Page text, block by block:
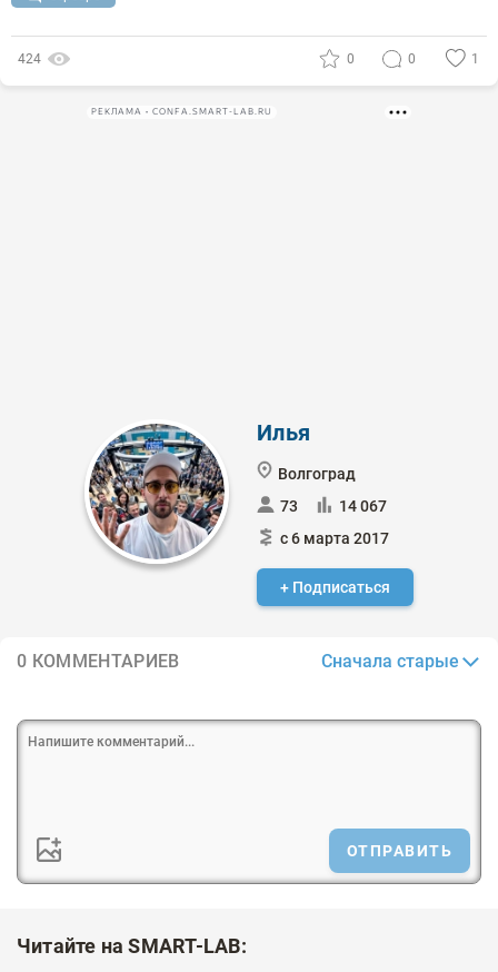
424 0 0 1
РЕКЛАМА • CONFA.SMART-LAB.RU
Илья
Волгоград
73
14 067
с 6 марта 2017
+ Подписаться
0 КОММЕНТАРИЕВ Сначала старые
ОТПРАВИТЬ
Читайте на SMART-LAB: